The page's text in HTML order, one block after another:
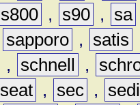
s800 , s90 , sa
sapporo , satis
, schnell ,
seat , sec ,